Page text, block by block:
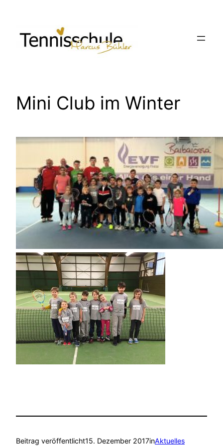
springen
Mini Club im Winter
Beitrag veröffentlicht15. Dezember 2017inAktuelles